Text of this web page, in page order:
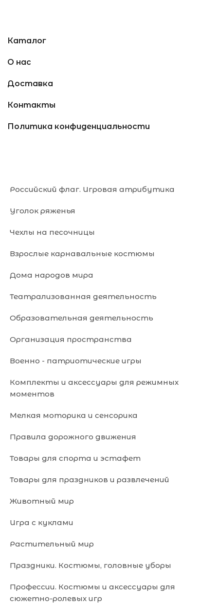
Каталог
О нас
Доставка
Контакты
Политика конфиденциальности
Российский флаг. Игровая атрибутика
Уголок ряженья
Чехлы на песочницы
Взрослые карнавальные костюмы
Дома народов мира
Театрализованная деятельность
Образовательная деятельность
Организация пространства
Военно - патриотические игры
Комплекты и аксессуары для режимных
моментов
Мелкая моторика и сенсорика
Правила дорожного движения
Товары для спорта и эстафет
Товары для праздников и развлечений
Животный мир
Игра с куклами
Растительный мир
Праздники. Костюмы, головные уборы
Профессии. Костюмы и аксессуары для
сюжетно-ролевых игр